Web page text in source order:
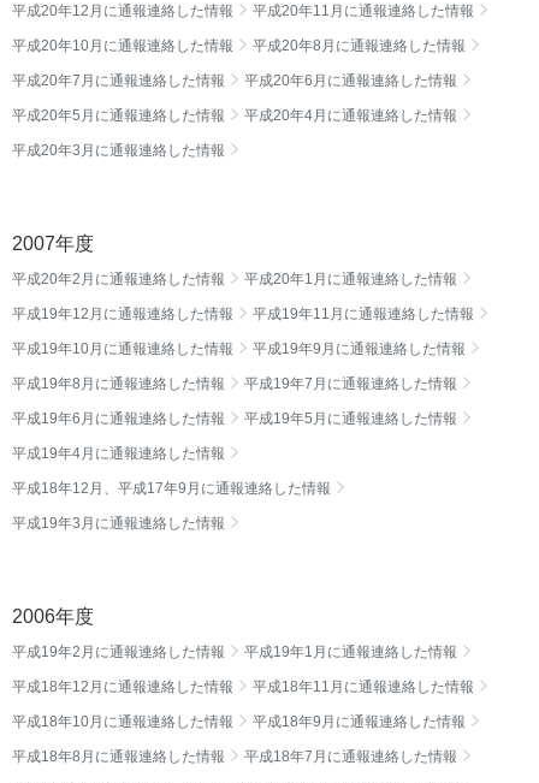
平成20年12月に通報連絡した情報 平成20年11月に通報連絡した情報
平成20年10月に通報連絡した情報 平成20年8月に通報連絡した情報
平成20年7月に通報連絡した情報 平成20年6月に通報連絡した情報
平成20年5月に通報連絡した情報 平成20年4月に通報連絡した情報
平成20年3月に通報連絡した情報
2007年度
平成20年2月に通報連絡した情報 平成20年1月に通報連絡した情報
平成19年12月に通報連絡した情報 平成19年11月に通報連絡した情報
平成19年10月に通報連絡した情報 平成19年9月に通報連絡した情報
平成19年8月に通報連絡した情報 平成19年7月に通報連絡した情報
平成19年6月に通報連絡した情報 平成19年5月に通報連絡した情報
平成19年4月に通報連絡した情報
平成18年12月、平成17年9月に通報連絡した情報
平成19年3月に通報連絡した情報
2006年度
平成19年2月に通報連絡した情報 平成19年1月に通報連絡した情報
平成18年12月に通報連絡した情報 平成18年11月に通報連絡した情報
平成18年10月に通報連絡した情報 平成18年9月に通報連絡した情報
平成18年8月に通報連絡した情報 平成18年7月に通報連絡した情報